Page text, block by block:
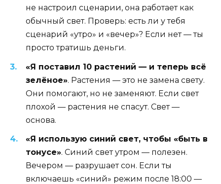
не настроил сценарии, она работает как
обычный свет. Проверь: есть ли у тебя
сценарий «утро» и «вечер»? Если нет — ты
просто тратишь деньги.
«Я поставил 10 растений — и теперь всё
зелёное». Растения — это не замена свету.
Они помогают, но не заменяют. Если свет
плохой — растения не спасут. Свет —
основа.
«Я использую синий свет, чтобы «быть в
тонусе». Синий свет утром — полезен.
Вечером — разрушает сон. Если ты
включаешь «синий» режим после 18:00 —